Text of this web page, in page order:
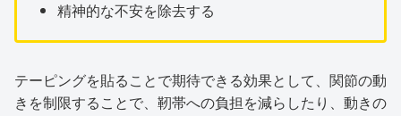
精神的な不安を除去する
テーピングを貼ることで期待できる効果として、関節の動
きを制限することで、靭帯への負担を減らしたり、動きの